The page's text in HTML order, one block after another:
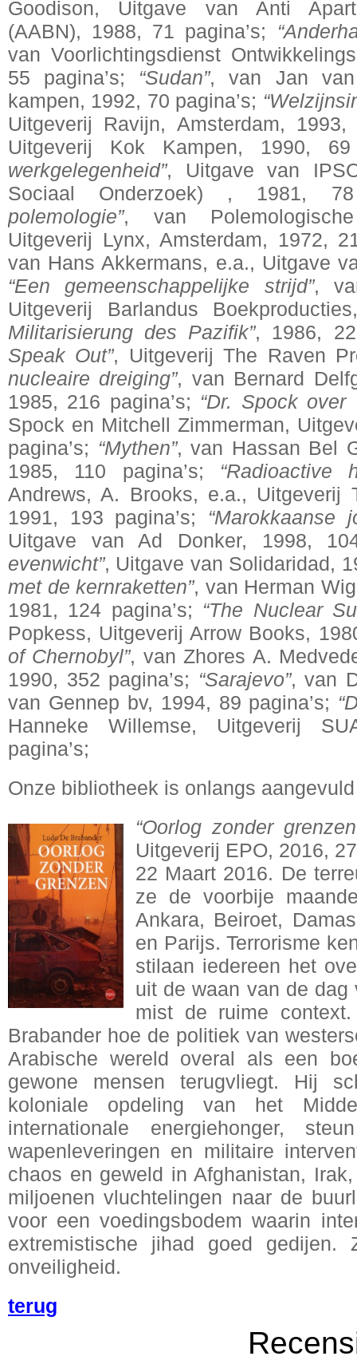
Goodison, Uitgave van Anti
(AABN), 1988, 71 pagina’s;
van Voorlichtingsdienst
55 pagina’s; “Sudan”, van Jan van
kampen, 1992, 70 pagina’s;
Uitgeverij Ravijn, Amsterdam,
Uitgeverij Kok Kampen, 1990,
werkgelegenheid”, Uitgave van
Sociaal Onderzoek) , 1981, 78
polemologie”, van
Uitgeverij Lynx, Amsterdam, 1972,
van Hans Akkermans, e.a., Uitgave
“Een gemeenschappelijke strijd”,
Uitgeverij Barlandus
Militarisierung des Pazifik”, 1986,
Speak Out”, Uitgeverij The Raven
nucleaire dreiging”, van Bernard
1985, 216 pagina’s; “Dr. Spock over
Spock en Mitchell Zimmerman,
pagina’s; “Mythen”, van Hassan Bel
1985, 110 pagina’s; “Radioactive
Andrews, A. Brooks, e.a., Uitgeverij
1991, 193 pagina’s; “Marokkaanse
Uitgave van Ad Donker, 1998,
evenwicht”, Uitgave van Solidaridad,
met de kernraketten”, van Herman
1981, 124 pagina’s; “The Nuclear
Popkess, Uitgeverij Arrow Books,
of Chernobyl”, van Zhores A.
1990, 352 pagina’s; “Sarajevo”, van
van Gennep bv, 1994, 89 pagina’s;
Hanneke Willemse, Uitgeverij
pagina’s;
Onze bibliotheek is onlangs
“Oorlog zonder
Uitgeverij EPO, 2016,
22 Maart 2016. De
ze de voorbije
Ankara, Beiroet,
en Parijs. Terrorisme
stilaan iedereen het
uit de waan van de
mist de ruime
Brabander hoe de politiek van
Arabische wereld overal als een
gewone mensen terugvliegt. Hij
koloniale opdeling van het
internationale energiehonger,
wapenleveringen en militaire
chaos en geweld in Afghanistan,
miljoenen vluchtelingen naar de
voor een voedingsbodem waarin
extremistische jihad goed
onveiligheid.
terug